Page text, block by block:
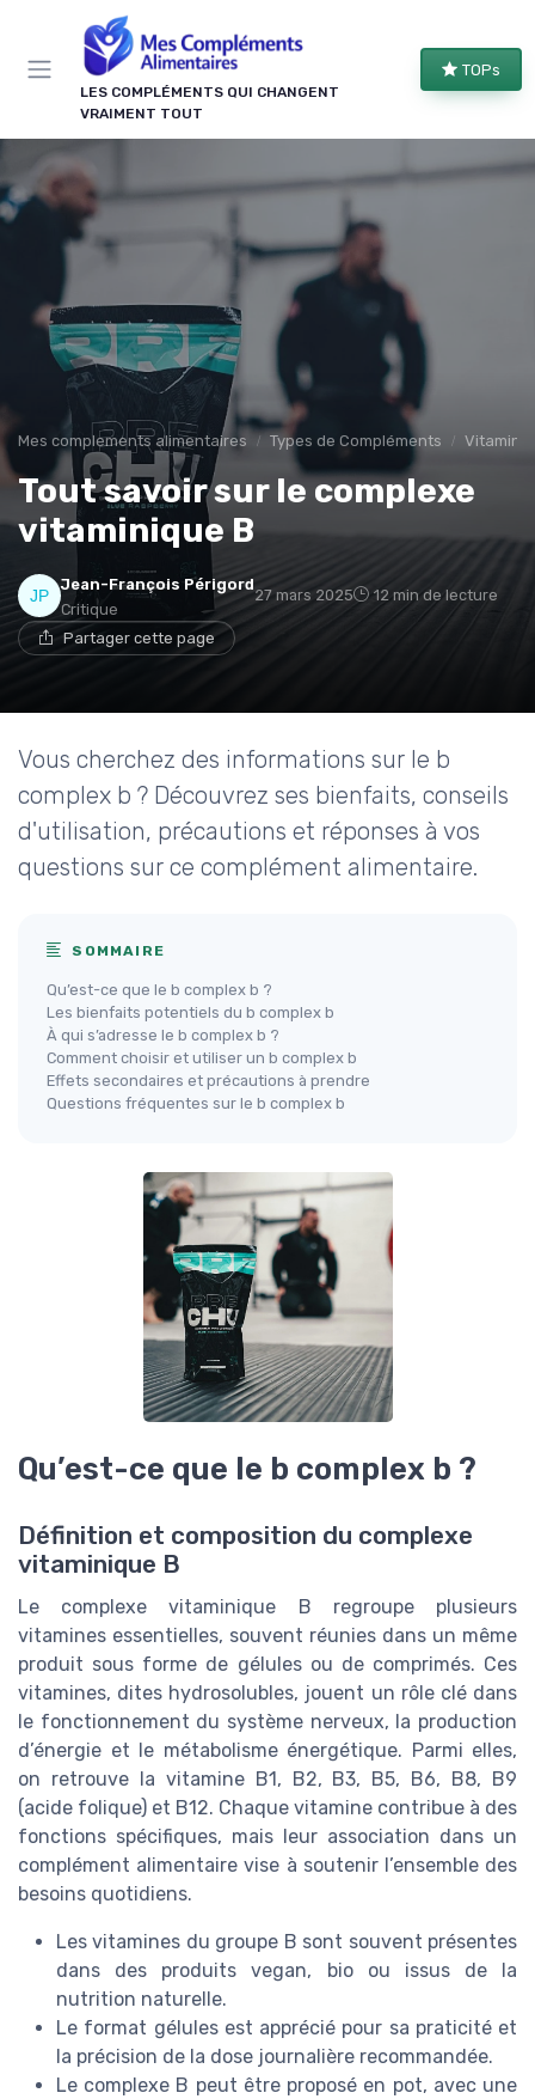
LES COMPLÉMENTS QUI CHANGENT
VRAIMENT TOUT
TOPs
Mes complements alimentaires Types de Compléments
Tout savoir sur le complexe
vitaminique B
Jean-François Périgord
Critique
27 mars 2025 12 min de lecture
Partager cette page
Vous cherchez des informations sur le b
complex b ? Découvrez ses bienfaits, conseils
d'utilisation, précautions et réponses à vos
questions sur ce complément alimentaire.
SOMMAIRE
Qu’est-ce que le b complex b ?
Les bienfaits potentiels du b complex b
À qui s’adresse le b complex b ?
Comment choisir et utiliser un b complex b
Effets secondaires et précautions à prendre
Questions fréquentes sur le b complex b
Qu’est-ce que le b complex b ?
Définition et composition du complexe
vitaminique B
Le complexe vitaminique B regroupe plusieurs
vitamines essentielles, souvent réunies dans un même
produit sous forme de gélules ou de comprimés. Ces
vitamines, dites hydrosolubles, jouent un rôle clé dans
le fonctionnement du système nerveux, la production
d’énergie et le métabolisme énergétique. Parmi elles,
on retrouve la vitamine B1, B2, B3, B5, B6, B8, B9
(acide folique) et B12. Chaque vitamine contribue à des
fonctions spécifiques, mais leur association dans un
complément alimentaire vise à soutenir l’ensemble des
besoins quotidiens.
Les vitamines du groupe B sont souvent présentes
dans des produits vegan, bio ou issus de la
nutrition naturelle.
Le format gélules est apprécié pour sa praticité et
la précision de la dose journalière recommandée.
Le complexe B peut être proposé en pot, avec une
Panneau de gestion des cookies